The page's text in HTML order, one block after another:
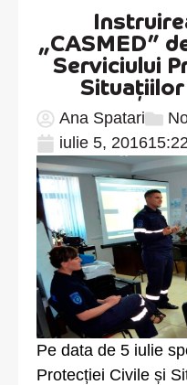
„CASMED”
Serviciului
Ana Spatari
iulie 5, 2016
Pe data de 5 iulie
Protecției Civile și